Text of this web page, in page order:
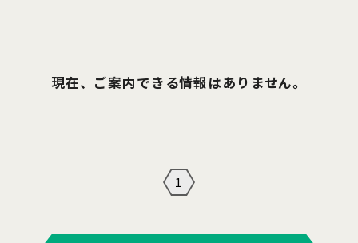
現在、ご案内できる情報はありません。
1